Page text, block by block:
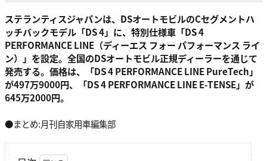
ステランティスジャパンは、DSオートモビルのCセグメントハ
ッチバックモデル「DS 4」に、特別仕様車「DS 4
PERFORMANCE LINE（ディーエス フォー パフォーマンス ライ
ン）」を設定。全国のDSオートモビル正規ディーラーを通じて
発売する。価格は、「DS 4 PERFORMANCE LINE PureTech」
が497万9000円、「DS 4 PERFORMANCE LINE E-TENSE」が
645万2000円。
●まとめ:月刊自家用車編集部